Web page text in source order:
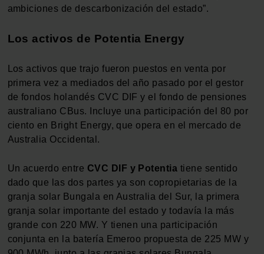
ambiciones de descarbonización del estado”.
Los activos de Potentia Energy
Los activos que trajo fueron puestos en venta por
primera vez a mediados del año pasado por el gestor
de fondos holandés CVC DIF y el fondo de pensiones
australiano CBus. Incluye una participación del 80 por
ciento en Bright Energy, que opera en el mercado de
Australia Occidental.
Un acuerdo entre CVC DIF y Potentia tiene sentido
dado que las dos partes ya son copropietarias de la
granja solar Bungala en Australia del Sur, la primera
granja solar importante del estado y todavía la más
grande con 220 MW. Y tienen una participación
conjunta en la batería Emeroo propuesta de 225 MW y